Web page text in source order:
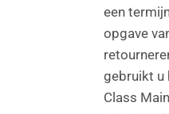
een
opgave
gebruikt u
Class